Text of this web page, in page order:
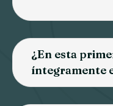
¿En esta
íntegramente